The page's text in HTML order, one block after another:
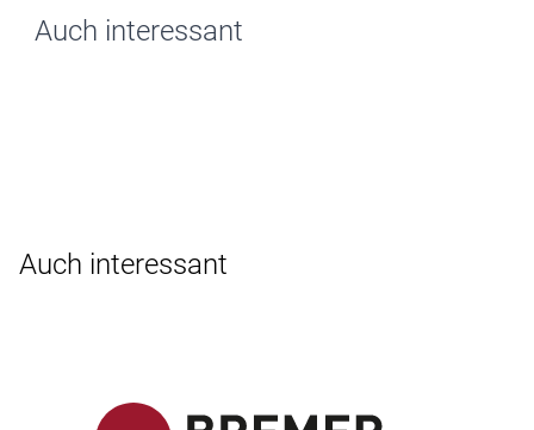
Auch interessant
Auch interessant